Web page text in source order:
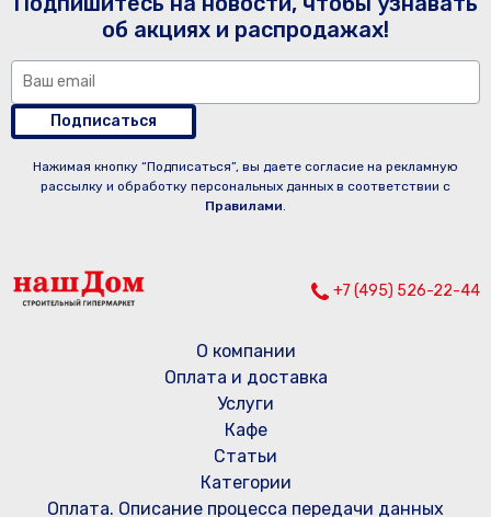
об акциях и распродажах!
Подписаться
Нажимая кнопку “Подписаться”, вы даете согласие на рекламную
рассылку и обработку персональных данных в соответствии с
Правилами.
+7 (495) 526-22-44
О компании
Оплата и доставка
Услуги
Кафе
Статьи
Категории
Оплата. Описание процесса передачи данных